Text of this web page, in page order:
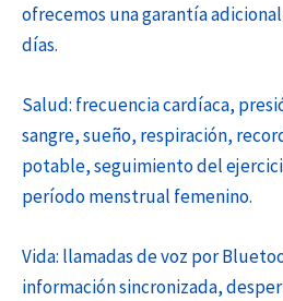
ofrecemos una garantía
días.
Salud: frecuencia cardíaca,
sangre, sueño, respiración,
potable, seguimiento del
período menstrual femenino.
Vida: llamadas de voz por
información sincronizada,